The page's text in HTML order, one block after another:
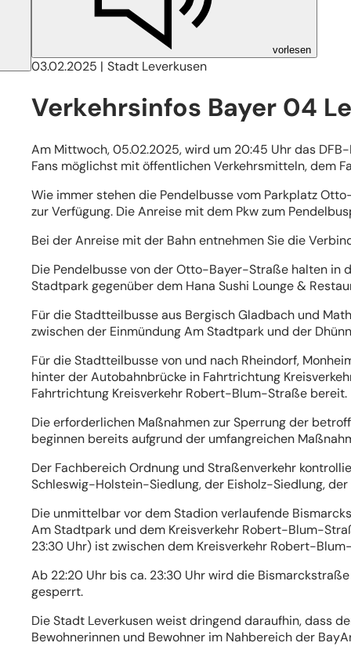
vorlesen
03.02.2025 Stadt Leverkusen
Verkehrsinfos Bayer 04
Am Mittwoch, 05.02.2025, wird um 20:45 Uhr das
Fans möglichst mit öffentlichen Verkehrsmitteln, dem
Wie immer stehen die Pendelbusse vom Parkplatz
zur Verfügung. Die Anreise mit dem Pkw zum
Bei der Anreise mit der Bahn entnehmen Sie die
Die Pendelbusse von der Otto-Bayer-Straße halten in
Stadtpark gegenüber dem Hana Sushi Lounge &
Für die Stadtteilbusse aus Bergisch Gladbach und
zwischen der Einmündung Am Stadtpark und der
Für die Stadtteilbusse von und nach Rheindorf,
hinter der Autobahnbrücke in Fahrtrichtung
Fahrtrichtung Kreisverkehr Robert-Blum-Straße bereit.
Die erforderlichen Maßnahmen zur Sperrung der
beginnen bereits aufgrund der umfangreichen
Der Fachbereich Ordnung und Straßenverkehr
Schleswig-Holstein-Siedlung, der Eisholz-Siedlung,
Die unmittelbar vor dem Stadion verlaufende
Am Stadtpark und dem Kreisverkehr Robert-Blum-
23:30 Uhr) ist zwischen dem Kreisverkehr Robert-
Ab 22:20 Uhr bis ca. 23:30 Uhr wird die
gesperrt.
Die Stadt Leverkusen weist dringend daraufhin, dass
Bewohnerinnen und Bewohner im Nahbereich der